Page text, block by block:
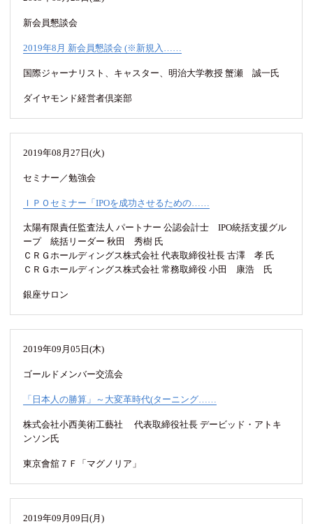
新会員懇談会
2019年8月 新会員懇談会 (※新規入……
国際ジャーナリスト、キャスター、明治大学教授 蟹瀬 誠一氏
ダイヤモンド経営者倶楽部
2019年08月27日(火)
セミナー／勉強会
ＩＰＯセミナー「IPOを成功させるための……
太陽有限責任監査法人 パートナー 公認会計士 IPO統括支援グル
ープ 統括リーダー 秋田 秀樹 氏
ＣＲＧホールディングス株式会社 代表取締役社長 古澤 孝 氏
ＣＲＧホールディングス株式会社 常務取締役 小田 康浩 氏
銀座サロン
2019年09月05日(木)
ゴールドメンバー交流会
「日本人の勝算」～大変革時代(ターニング……
株式会社小西美術工藝社 代表取締役社長 デービッド・アトキ
ンソン氏
東京會舘７Ｆ「マグノリア」
2019年09月09日(月)